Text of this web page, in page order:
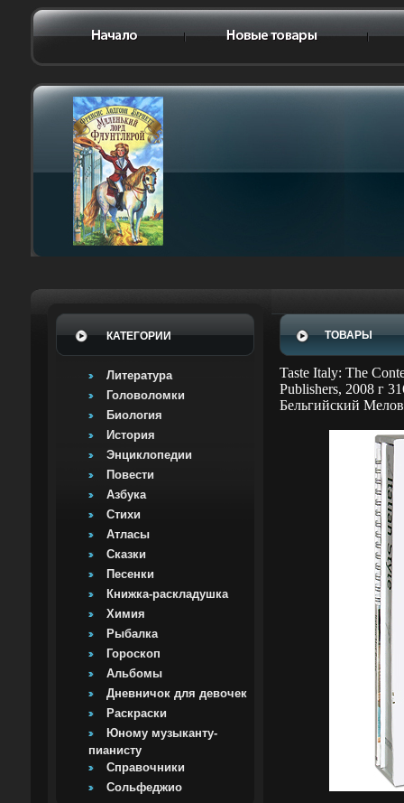
КАТЕГОРИИ
Литература
Головоломки
Биология
История
Энциклопедии
Повести
Азбука
Стихи
Атласы
Сказки
Песенки
Книжка-раскладушка
Химия
Рыбалка
Гороскоп
Альбомы
Дневничок для девочек
Раскраски
Юному музыканту-
пианисту
Справочники
Сольфеджио
ТОВАРЫ
Taste Italy: The
Publishers, 2008 г
Бельгийский